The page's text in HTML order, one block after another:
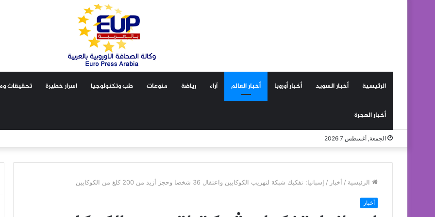
الرئيسية أخبار السويد أخبار أوروبا أخبار العالم آراء رياضة منوعات طب وتكنولوجيا اسرار خطيرة تحقيقات
أخبار الهجرة
الجمعة, أغسطس 7 2026
الرئيسية / أخبار / إسبانيا: تفكيك شبكة لتهريب الكوكايين واعتقال 36 شخصا وحجز أزيد من 200 كلغ من الكوكايين
أخبار